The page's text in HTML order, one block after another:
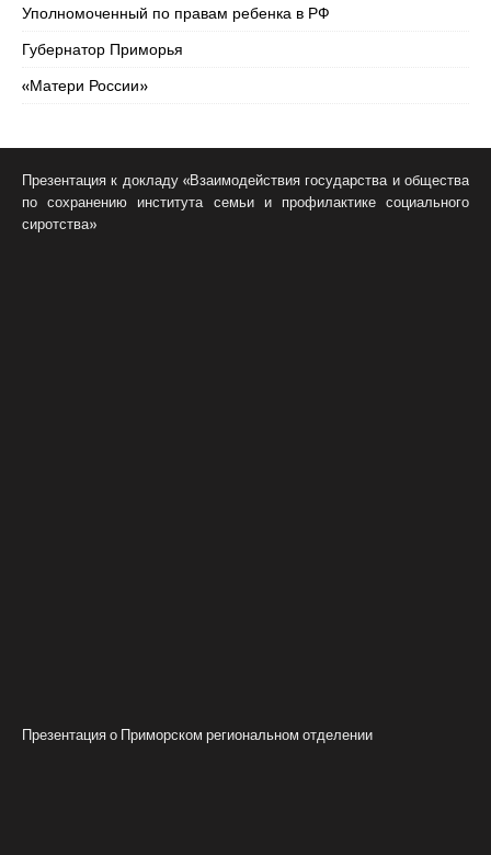
Уполномоченный по правам ребенка в РФ
Губернатор Приморья
«Матери России»
Презентация к докладу «Взаимодействия государства и общества
по сохранению института семьи и профилактике социального
сиротства»
Презентация о Приморском региональном отделении